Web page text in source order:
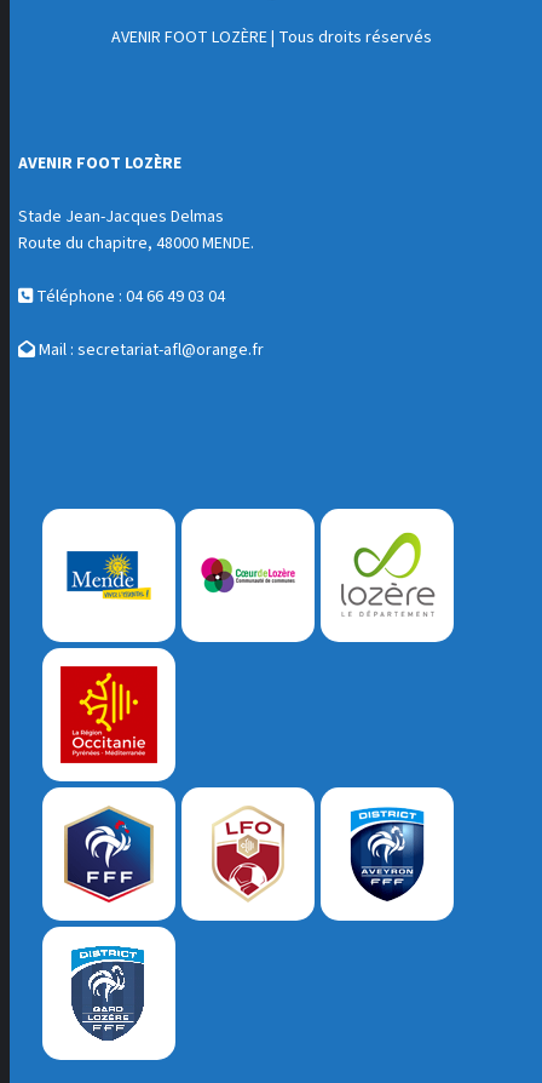
AVENIR FOOT LOZÈRE| Tous droits réservés
AVENIR FOOT LOZÈRE
Stade Jean-Jacques Delmas
Route du chapitre, 48000 MENDE.
Téléphone : 04 66 49 03 04
Mail : secretariat-afl@orange.fr